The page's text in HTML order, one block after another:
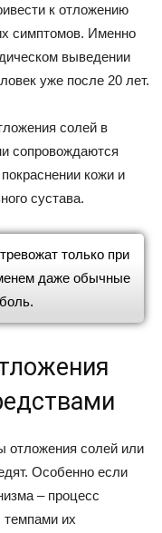
к отложению
симптомов. Именно
выведении
уже после 20 лет.
солей в
сопровождаются
кожи и
сустава.
только при
даже обычные
отложения солей или
Особенно если
– процесс
их